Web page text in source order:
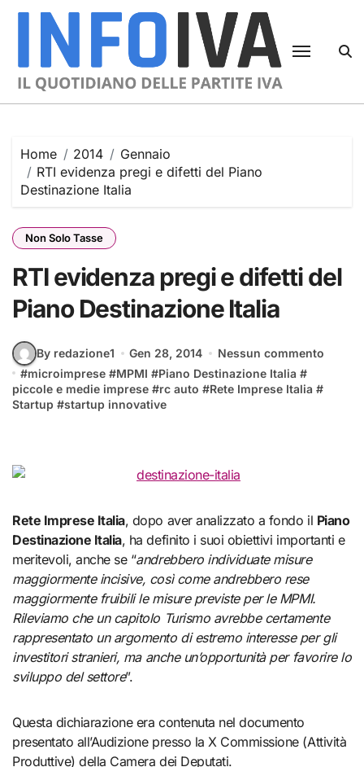
Skip
Home 2014
Gennaio
RTI evidenza pregi e difetti del Piano
Destinazione Italia
Non Solo Tasse
RTI evidenza pregi e difetti del
Piano Destinazione Italia
By redazione1 Gen 28, 2014
Nessun commento
#microimprese #MPMI #Piano Destinazione Italia #
piccole e medie imprese #rc auto #Rete Imprese Italia #
Startup #startup innovative
Rete Imprese Italia, dopo aver analizzato a fondo il Piano
Destinazione Italia, ha definito i suoi obiettivi importanti e
meritevoli, anche se “andrebbero individuate misure
maggiormente incisive, così come andrebbero rese
maggiormente fruibili le misure previste per le MPMI.
Rileviamo che un capitolo Turismo avrebbe certamente
rappresentato un argomento di estremo interesse per gli
investitori stranieri, ma anche un’opportunità per favorire lo
sviluppo del settore”.
Questa dichiarazione era contenuta nel documento
presentato all’Audizione presso la X Commissione (Attività
Produttive) della Camera dei Deputati.